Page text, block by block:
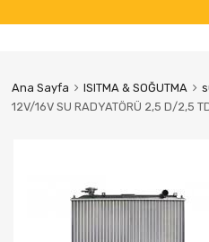
content
Ana Sayfa ISITMA & SOĞUTMA
12V/16V SU RADYATÖRÜ 2,5 D/2,5